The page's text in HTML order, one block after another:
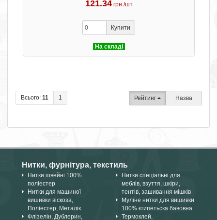
121.34 грн./шт
Купити
На складі
Всього: 11 1 Рейтинг Назва
Нитки, фурнітура, текстиль
Нитки швейні 100%
поліестер
Нитки для машиної
вишивки віскоза,
Поліестер, Металік
Флізелін, Дублерин,
Нитки спеціальні для
меблів, взуття, шкіри,
тентів, зашивання мішків
Муліне нитки для вишивки
100% єгипетьска бавовна
Термоклей,